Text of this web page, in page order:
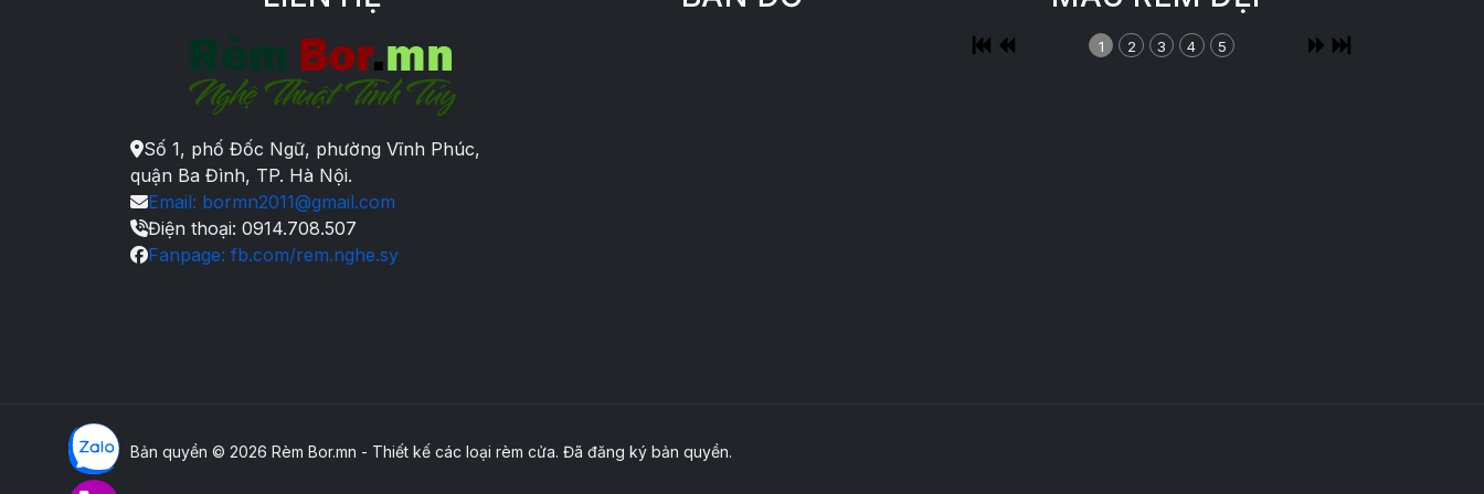
Số 1, phố Đốc Ngữ, phường Vĩnh Phúc,
quận Ba Đình, TP. Hà Nội.
Email: bormn2011@gmail.com
Điện thoại: 0914.708.507
Fanpage: fb.com/rem.nghe.sy
1 2 3 4 5
Bản quyền © 2026 Rèm Bor.mn - Thiết kế các loại rèm cửa. Đã đăng ký bản quyền.